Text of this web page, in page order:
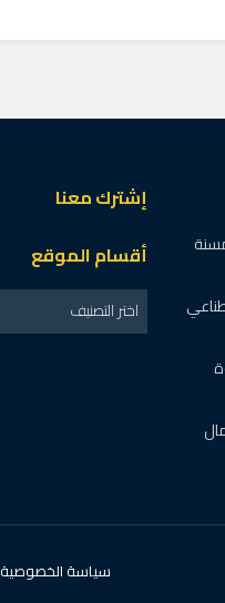
إشترك معنا
أقسام الموقع
اختر التصنيف
سياسة الخصوصية